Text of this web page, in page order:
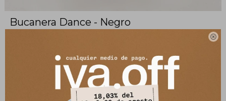

Bucanera Dance - Negro
267600130
Altura de taco: 5cm
*cuando veas la guía de talles, tené en cuenta restar 2,5cm que
corresponden a la punta de la bota